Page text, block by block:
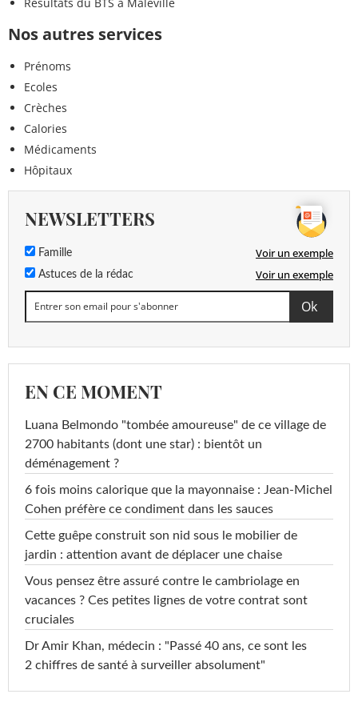
Nos autres services
Prénoms
Ecoles
Crèches
Calories
Médicaments
Hôpitaux
NEWSLETTERS
Famille Voir un exemple
Astuces de la rédac Voir un exemple
EN CE MOMENT
Luana Belmondo "tombée amoureuse" de ce village de
2700 habitants (dont une star) : bientôt un
déménagement ?
6 fois moins calorique que la mayonnaise : Jean-Michel
Cohen préfère ce condiment dans les sauces
Cette guêpe construit son nid sous le mobilier de
jardin : attention avant de déplacer une chaise
Vous pensez être assuré contre le cambriolage en
vacances ? Ces petites lignes de votre contrat sont
cruciales
Dr Amir Khan, médecin : "Passé 40 ans, ce sont les
2 chiffres de santé à surveiller absolument"